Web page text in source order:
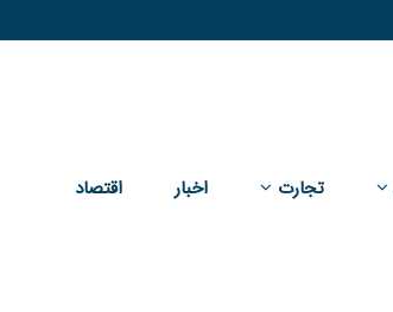
تجارت اخبار اقتصاد